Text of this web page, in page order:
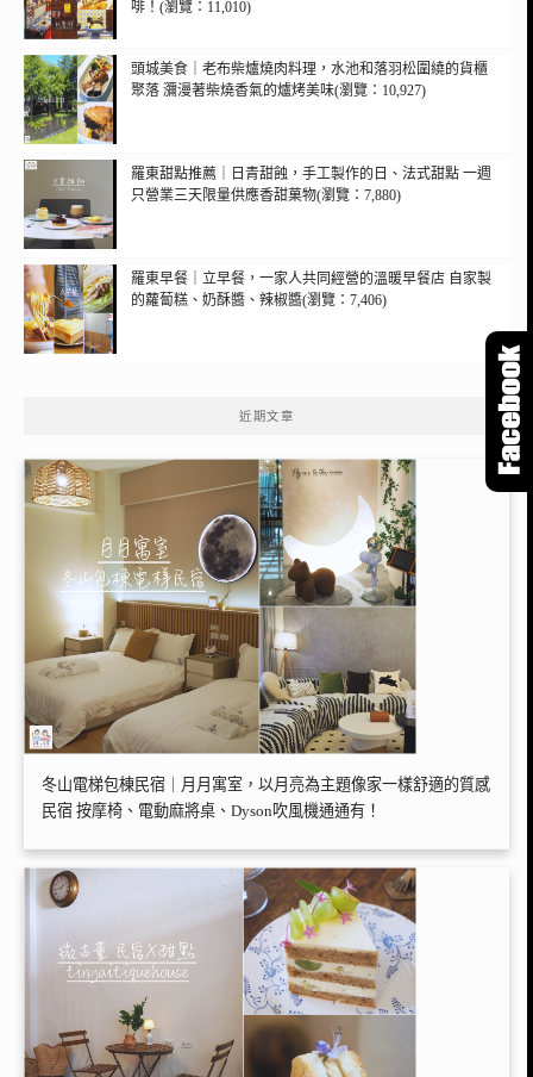
啡！(瀏覽：11,010)
頭城美食｜老布柴爐燒肉料理，水池和落羽松圍繞的貨櫃
聚落 瀰漫著柴燒香氣的爐烤美味(瀏覽：10,927)
羅東甜點推薦｜日青甜蝕，手工製作的日、法式甜點 一週
只營業三天限量供應香甜菓物(瀏覽：7,880)
羅東早餐｜立早餐，一家人共同經營的溫暖早餐店 自家製
的蘿蔔糕、奶酥醬、辣椒醬(瀏覽：7,406)
近期文章
冬山電梯包棟民宿｜月月寓室，以月亮為主題像家一樣舒適的質感
民宿 按摩椅、電動麻將桌、Dyson吹風機通通有！